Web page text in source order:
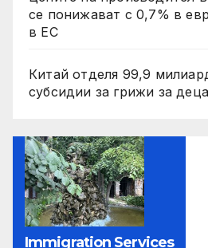
се понижават с 0,7% в
в ЕС
Китай отделя 99,9
субсидии за грижи за
Immigration Services